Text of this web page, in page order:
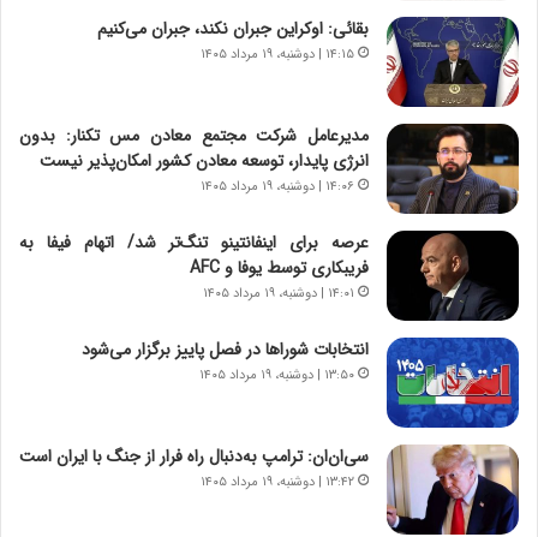
ن
،
ه
ی
چ
گ
ا
ه
ج
ز
ن
ج
گ
،
ن
ت
و
ا
بقائی: اوکراین جبران نکند، جبران می‌کنیم
۱۴:۱۵ | دوشنبه، ۱۹ مرداد ۱۴۰۵
مدیرعامل شرکت مجتمع معادن مس تکنار: بدون
انرژی پایدار، توسعه معادن کشور امکان‌پذیر نیست
۱۴:۰۶ | دوشنبه، ۱۹ مرداد ۱۴۰۵
عرصه برای اینفانتینو تنگ‌تر شد/ اتهام فیفا به
فریبکاری توسط یوفا و AFC
۱۴:۰۱ | دوشنبه، ۱۹ مرداد ۱۴۰۵
انتخابات شوراها در فصل پاییز برگزار می‌شود
۱۳:۵۰ | دوشنبه، ۱۹ مرداد ۱۴۰۵
سی‌ان‌ان: ترامپ به‌دنبال راه فرار از جنگ با ایران است
۱۳:۴۲ | دوشنبه، ۱۹ مرداد ۱۴۰۵